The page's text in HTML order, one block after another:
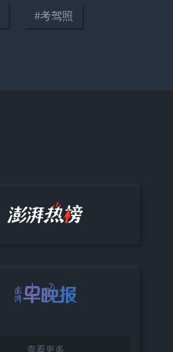
#考驾照
查看更多